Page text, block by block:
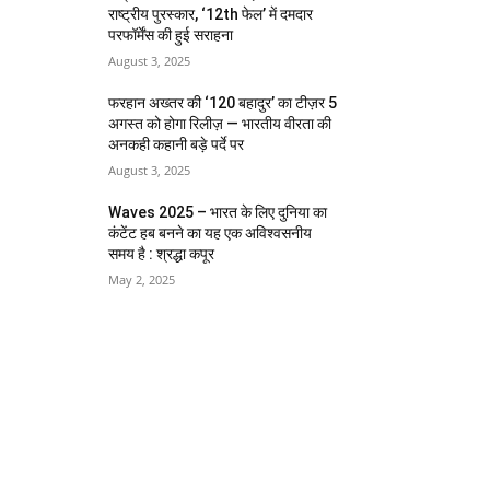
राष्ट्रीय पुरस्कार, ‘12th फेल’ में दमदार
परफॉर्मेंस की हुई सराहना
August 3, 2025
फरहान अख्तर की ‘120 बहादुर’ का टीज़र 5
अगस्त को होगा रिलीज़ — भारतीय वीरता की
अनकही कहानी बड़े पर्दे पर
August 3, 2025
Waves 2025 – भारत के लिए दुनिया का
कंटेंट हब बनने का यह एक अविश्वसनीय
समय है : श्रद्धा कपूर
May 2, 2025